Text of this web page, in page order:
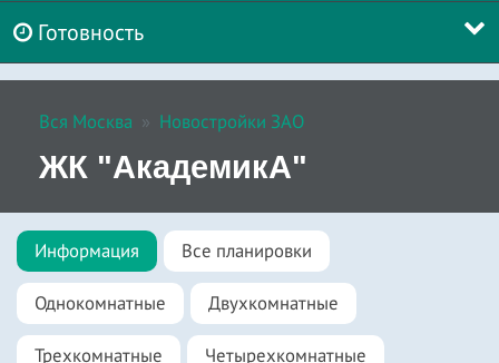
Готовность
Вся Москва Новостройки ЗАО
ЖК "АкадемикА"
Информация Все планировки
Однокомнатные Двухкомнатные
Трехкомнатные Четырехкомнатные